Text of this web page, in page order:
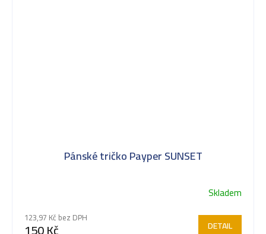
Pánské tričko Payper SUNSET
Skladem
123,97 Kč bez DPH
DETAIL